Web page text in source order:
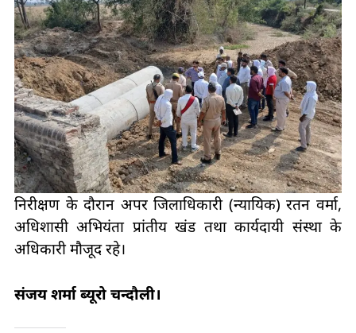
निरीक्षण के दौरान अपर जिलाधिकारी (न्यायिक) रतन वर्मा,
अधिशासी अभियंता प्रांतीय खंड तथा कार्यदायी संस्था के
अधिकारी मौजूद रहे।
संजय शर्मा ब्यूरो चन्दौली।